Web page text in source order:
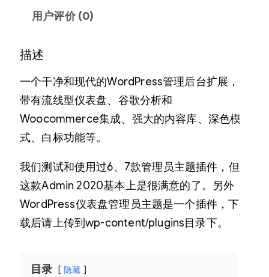
用户评价 (0)
描述
一个干净和现代的WordPress管理后台扩展，
带有流线型仪表盘、谷歌分析和
Woocommerce集成、强大的内容库、深色模
式、白标功能等。
我们测试和使用过6、7款管理员主题插件，但
这款Admin 2020基本上是很满意的了。另外
WordPress仪表盘管理员主题是一个插件，下
载后请上传到wp-content/plugins目录下。
目录 隐藏